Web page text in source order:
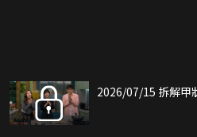
2026/07/15 拆解甲